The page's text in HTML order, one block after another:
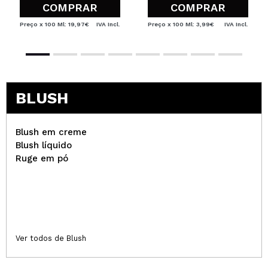
COMPRAR
Preço x 100 Ml: 19,97€ IVA Incl.
COMPRAR
Preço x 100 Ml: 3,99€ IVA Incl.
BLUSH
Blush em creme
Blush líquido
Ruge em pó
Ver todos de Blush